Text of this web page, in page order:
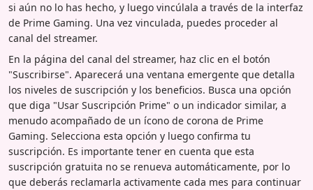
si aún no lo has hecho, y luego vincúlala a través de la interfaz
de Prime Gaming. Una vez vinculada, puedes proceder al
canal del streamer.
En la página del canal del streamer, haz clic en el botón
"Suscribirse". Aparecerá una ventana emergente que detalla
los niveles de suscripción y los beneficios. Busca una opción
que diga "Usar Suscripción Prime" o un indicador similar, a
menudo acompañado de un ícono de corona de Prime
Gaming. Selecciona esta opción y luego confirma tu
suscripción. Es importante tener en cuenta que esta
suscripción gratuita no se renueva automáticamente, por lo
que deberás reclamarla activamente cada mes para continuar